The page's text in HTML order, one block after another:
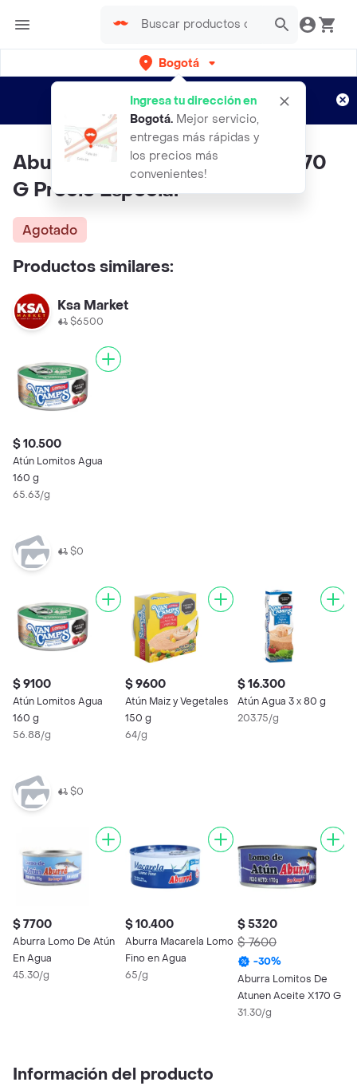
Bogotá
Ingresa tu dirección en
Bogotá. Mejor servicio,
entregas más rápidas y
los precios más
convenientes!
envíos gratis por semanas
Aplican TyC
Aburra Atunen Agua 3 Unds X170
G Precio Especial
Agotado
Productos similares:
Ksa Market
$6500
$ 10.500
Atún Lomitos Agua
160 g
65.63/g
$0
$ 9100
Atún Lomitos Agua
160 g
56.88/g
$ 9600
Atún Maiz y Vegetales
150 g
64/g
$ 16.300
Atún Agua 3 x 80 g
203.75/g
$0
$ 7700
Aburra Lomo De Atún
En Agua
45.30/g
$ 10.400
Aburra Macarela Lomo
Fino en Agua
65/g
$ 5320
$ 7600
-30%
Aburra Lomitos De
Atunen Aceite X170 G
31.30/g
Información del producto